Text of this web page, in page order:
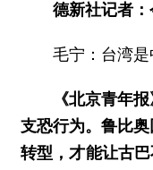
德新社记者
毛宁：台湾
《北京青年
支恐行为。鲁比
转型，才能让古